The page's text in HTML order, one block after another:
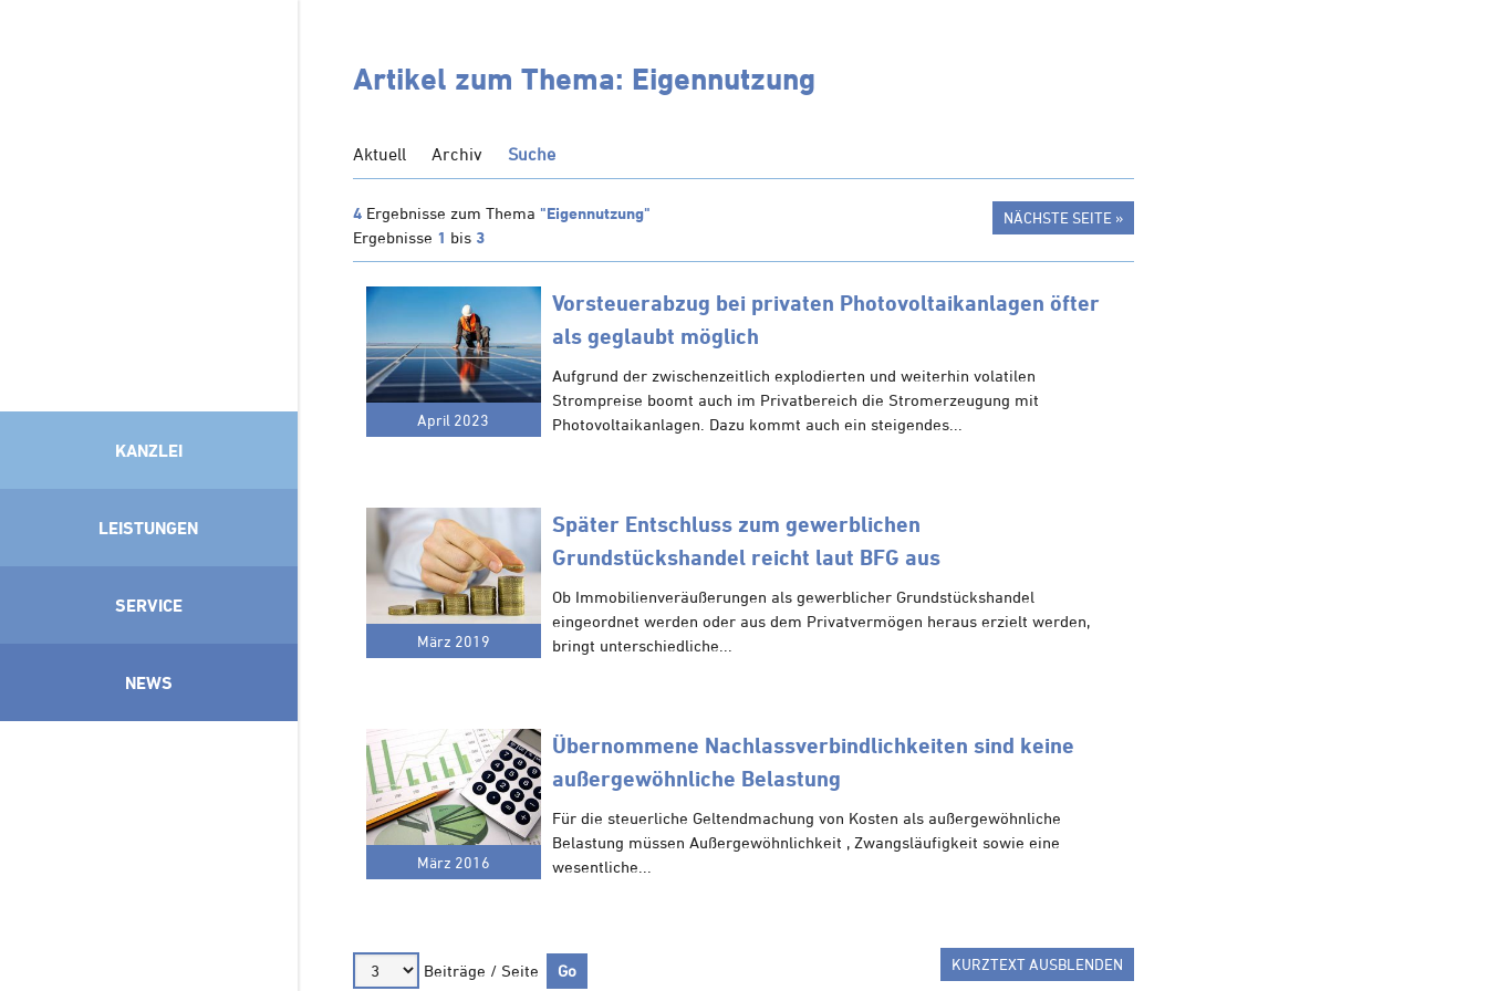
KANZLEI
LEISTUNGEN
SERVICE
NEWS
Artikel zum Thema: Eigennutzung
Aktuell Archiv Suche
4Ergebnisse zum Thema "Eigennutzung"
Ergebnisse 1 bis 3
NÄCHSTE SEITE »
April 2023
Vorsteuerabzug bei privaten Photovoltaikanlagen öfter
als geglaubt möglich
Aufgrund der zwischenzeitlich explodierten und weiterhin volatilen
Strompreise boomt auch im Privatbereich die Stromerzeugung mit
Photovoltaikanlagen. Dazu kommt auch ein steigendes...
März 2019
Später Entschluss zum gewerblichen
Grundstückshandel reicht laut BFG aus
Ob Immobilienveräußerungen als gewerblicher Grundstückshandel
eingeordnet werden oder aus dem Privatvermögen heraus erzielt werden,
bringt unterschiedliche...
März 2016
Übernommene Nachlassverbindlichkeiten sind keine
außergewöhnliche Belastung
Für die steuerliche Geltendmachung von Kosten als außergewöhnliche
Belastung müssen Außergewöhnlichkeit , Zwangsläufigkeit sowie eine
wesentliche...
Beiträge / Seite KURZTEXT AUSBLENDEN